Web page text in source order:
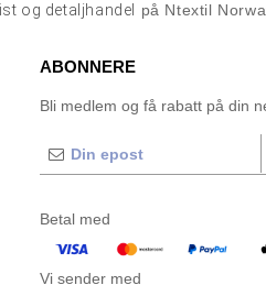
og detaljhandel på Ntextil
ABONNERE
Bli medlem og få rabatt på din
Betal med
Vi sender med